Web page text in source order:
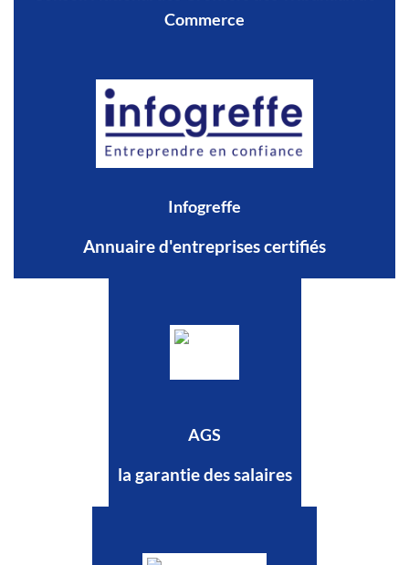
Commerce
Infogreffe
Annuaire d'entreprises certifiés
AGS
la garantie des salaires